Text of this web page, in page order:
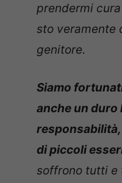
prendermi
sto veramente
genitore.
Siamo
anche un
di piccoli
soffrono tutti e